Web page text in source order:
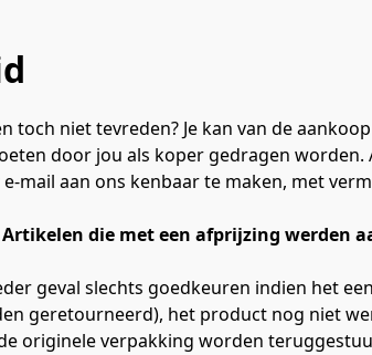
toch niet tevreden? Je kan van de
door jou als koper gedragen
mail aan ons kenbaar te maken, met
die met een afprijzing werden
geval slechts goedkeuren indien het
geretourneerd), het product nog niet
originele verpakking worden